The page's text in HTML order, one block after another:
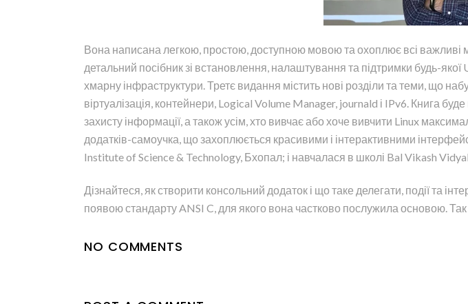
Вона написана легкою, простою, доступною мовою та охоплює всі важливі
детальний посібник зі встановлення, налаштування та підтримки будь-
хмарну інфраструктури. Третє видання містить нові розділи та теми, що
віртуалізація, контейнери, Logical Volume Manager, journald і IPv6. Книга
захисту інформації, а також усім, хто вивчає або хоче вивчити Linux
додатків-самоучка, що захоплюється красивими і інтерактивними
Institute of Science & Technology, Бхопал; і навчалася в школі Bal Vikash
Дізнайтеся, як створити консольний додаток і що таке делегати, події та
появою стандарту ANSI C, для якого вона частково послужила основою.
NO COMMENTS